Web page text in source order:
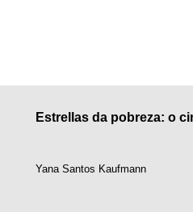
Estrellas da pobreza: o
Yana Santos Kaufmann